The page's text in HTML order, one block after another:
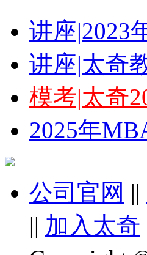
讲座|2023
讲座|太奇
模考|太奇
2025年
公司官网 ||
|| 加入太奇